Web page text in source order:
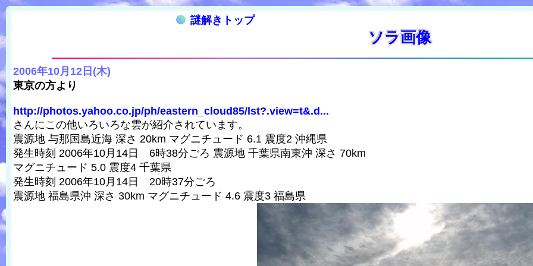
謎解きトップ
ソラ画像
2006年10月12日(木)
東京の方より
http://photos.yahoo.co.jp/ph/eastern_cloud85/lst?.view=t&.d...
さんにこの他いろいろな雲が紹介されています。
震源地 与那国島近海 深さ 20km マグニチュード 6.1 震度2 沖縄県
発生時刻 2006年10月14日 6時38分ごろ 震源地 千葉県南東沖 深さ 70km
マグニチュード 5.0 震度4 千葉県
発生時刻 2006年10月14日 20時37分ごろ
震源地 福島県沖 深さ 30km マグニチュード 4.6 震度3 福島県